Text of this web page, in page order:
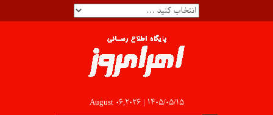
August 06,2026 | ۱۴۰۵/۰۵/۱۵